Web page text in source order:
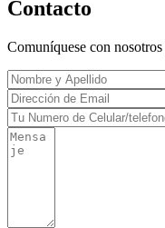
Contacto
Comuníquese con